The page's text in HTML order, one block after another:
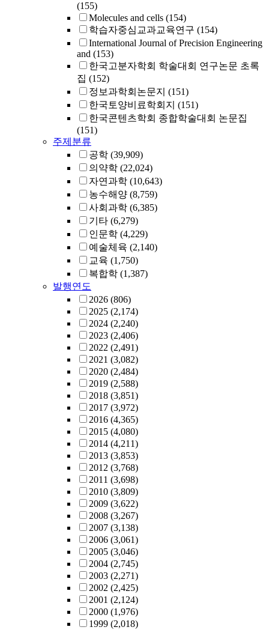
(155)
Molecules and cells (154)
학습자중심교과교육연구 (154)
International Journal of Precision Engineering
and (153)
한국고분자학회 학술대회 연구논문 초록
집 (152)
정보과학회논문지 (151)
한국토양비료학회지 (151)
한국콘텐츠학회 종합학술대회 논문집
(151)
주제분류
공학 (39,909)
의약학 (22,024)
자연과학 (10,643)
농수해양 (8,759)
사회과학 (6,385)
기타 (6,279)
인문학 (4,229)
예술체육 (2,140)
교육 (1,750)
복합학 (1,387)
발행연도
2026 (806)
2025 (2,174)
2024 (2,240)
2023 (2,406)
2022 (2,491)
2021 (3,082)
2020 (2,484)
2019 (2,588)
2018 (3,851)
2017 (3,972)
2016 (4,365)
2015 (4,080)
2014 (4,211)
2013 (3,853)
2012 (3,768)
2011 (3,698)
2010 (3,809)
2009 (3,622)
2008 (3,267)
2007 (3,138)
2006 (3,061)
2005 (3,046)
2004 (2,745)
2003 (2,271)
2002 (2,425)
2001 (2,124)
2000 (1,976)
1999 (2,018)